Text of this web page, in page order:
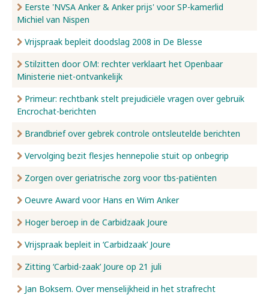
Eerste 'NVSA Anker & Anker prijs' voor SP-kamerlid
Michiel van Nispen
Vrijspraak bepleit doodslag 2008 in De Blesse
Stilzitten door OM: rechter verklaart het Openbaar
Ministerie niet-ontvankelijk
Primeur: rechtbank stelt prejudiciële vragen over gebruik
Encrochat-berichten
Brandbrief over gebrek controle ontsleutelde berichten
Vervolging bezit flesjes hennepolie stuit op onbegrip
Zorgen over geriatrische zorg voor tbs-patiënten
Oeuvre Award voor Hans en Wim Anker
Hoger beroep in de Carbidzaak Joure
Vrijspraak bepleit in ‘Carbidzaak’ Joure
Zitting ‘Carbid-zaak’ Joure op 21 juli
Jan Boksem. Over menselijkheid in het strafrecht